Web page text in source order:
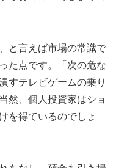
と言えば市場の常識で
た点です。「次の危な
すテレビゲームの乗り
然、個人投資家はショ
を得ているのでしょ